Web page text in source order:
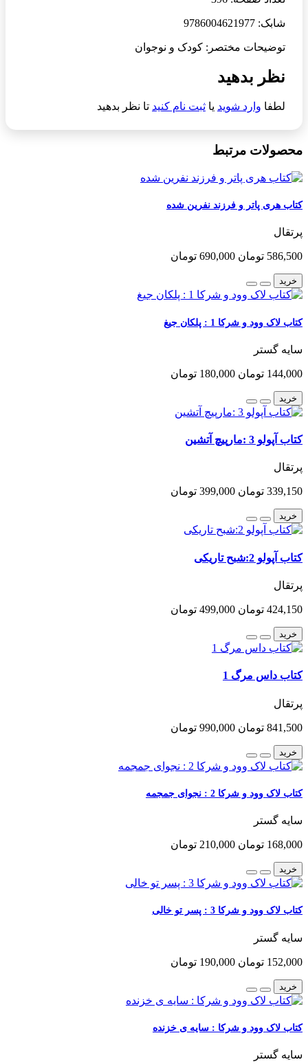
شابک: 9786004621977
توضیحات مختصر: کودک و نوجوان
نظر بدهید
لطفا وارد شوید یا ثبت نام کنید تا نظر بدهید
محصولات مرتبط
کتاب هری پاتر و فرزند نفرین شده
پرتقال
586,500 تومان 690,000 تومان
خرید
کتاب لاک وود و شرکا 1 : پلکان جیغ
سایه گستر
144,000 تومان 180,000 تومان
خرید
کتاب آپولو 3 :مارپیچ آتشین
پرتقال
339,150 تومان 399,000 تومان
خرید
کتاب آپولو 2:شبح تاریکی
پرتقال
424,150 تومان 499,000 تومان
خرید
کتاب داس مرگ 1
پرتقال
841,500 تومان 990,000 تومان
خرید
کتاب لاک وود و شرکا 2 : نجوای جمجمه
سایه گستر
168,000 تومان 210,000 تومان
خرید
کتاب لاک وود و شرکا 3 : پسر تو خالی
سایه گستر
152,000 تومان 190,000 تومان
خرید
کتاب لاک وود و شرکا : سایه ی خزنده
سایه گستر